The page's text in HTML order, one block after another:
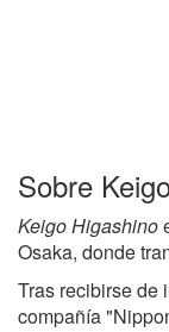
Sobre
Keigo Higashino
Osaka, donde
Tras recibirse de
compañía